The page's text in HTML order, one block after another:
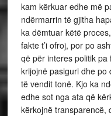
kam kërkuar edhe më
ndërmarrin të gjitha
ka dëmtuar këtë
fakte t’i ofroj, por po
që për interes politik
krijojnë pasiguri dhe
të vendit tonë. Kjo ka
edhe sot nga ata që
kërkojnë transparencë,